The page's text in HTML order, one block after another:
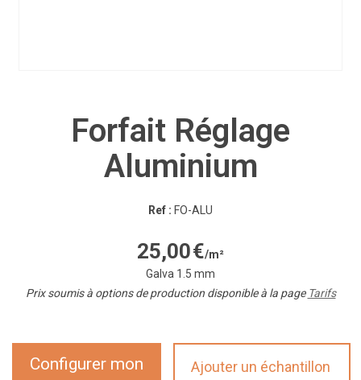
Forfait Réglage
Aluminium
Ref : FO-ALU
25,00€/m²
Galva 1.5 mm
Prix soumis à options de production disponible à la page Tarifs
Configurer mon
Ajouter un échantillon